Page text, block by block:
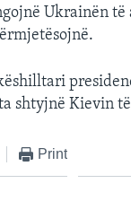
Ukrainën
shtyjnë Kievin
Print